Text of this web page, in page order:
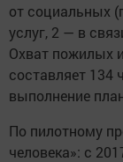
от социальных
услуг, 2 — в
Охват пожилых
составляет 134
выполнение
По пилотному
человека»: с